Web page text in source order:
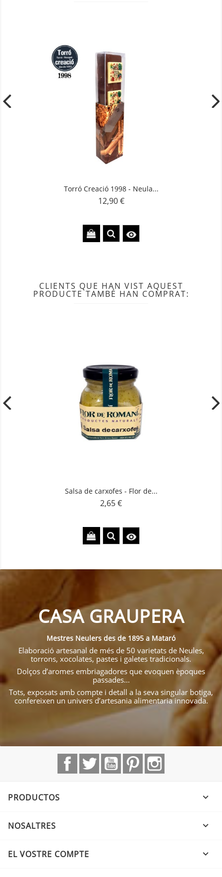
Torró Creació 1998 - Neula...
Preu
12,90 €

CLIENTS QUE HAN VIST AQUEST
PRODUCTE TAMBÉ HAN COMPRAT:
Salsa de carxofes - Flor de...
Preu
2,65 €

CASA GRAUPERA
Mestres Neulers des de 1895 a Mataró
Elaboració artesanal de més de 50 varietats de Neules,
torrons, xocolates, pastes i galetes tradicionals.
Dolços d’aromes embriagadores que evoquen èpoques
passades...
Tots, exposats amb compte i detall a la seva singular botiga,
confereixen un univers d’artesania alimentaria innovada.
FacebookTwitter YouTubePinterest
PRODUCTOS 
NOSALTRES 
EL VOSTRE COMPTE 